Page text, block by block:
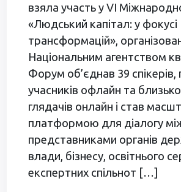
взяла участь у VI
«Людський капітал: у фокусі
трансформацій»,
Національним агентством
Форум об’єднав 39 спікерів,
учасників офлайн та
глядачів онлайн і став
платформою для діалогу
представниками органів
влади, бізнесу, освітнього
експертних спільнот […]